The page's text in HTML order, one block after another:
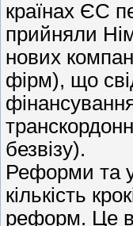
країнах ЄС
прийняли
нових
фірм), що
безвізу).
Реформи та
кількість
реформ. Це